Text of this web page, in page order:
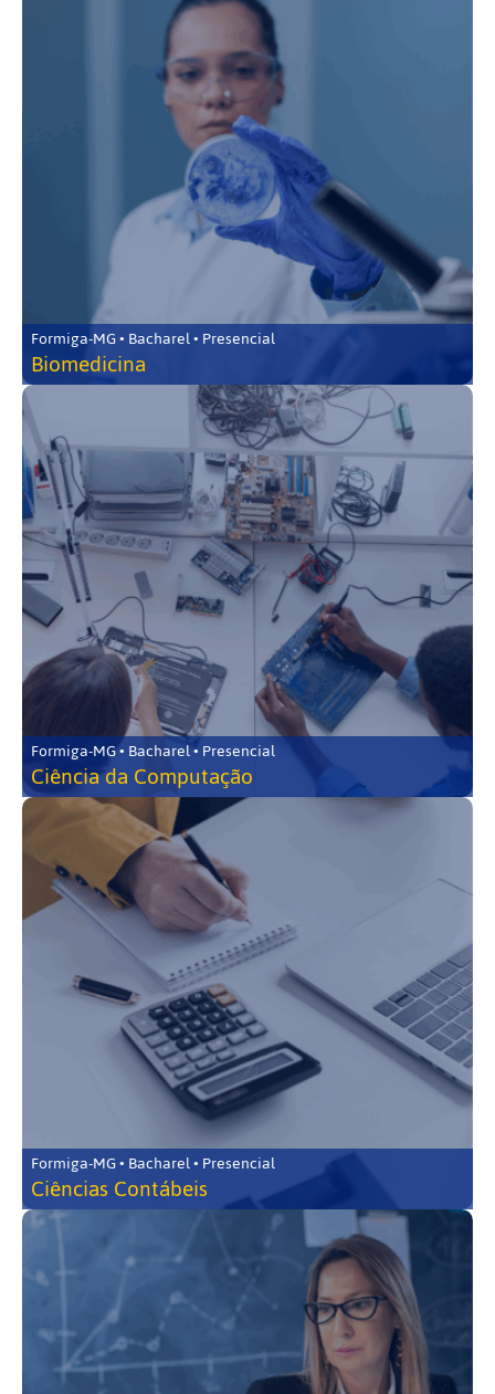
Formiga-MG • Bacharel • Presencial
Biomedicina
Formiga-MG • Bacharel • Presencial
Ciência da Computação
Formiga-MG • Bacharel • Presencial
Ciências Contábeis